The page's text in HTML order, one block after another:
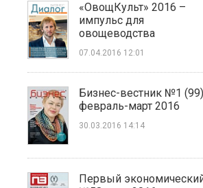
«ОвощКульт» 2016 –
импульс для
овощеводства
07.04.2016 12:01
Бизнес-вестник №1 (99)
февраль-март 2016
30.03.2016 14:14
Первый